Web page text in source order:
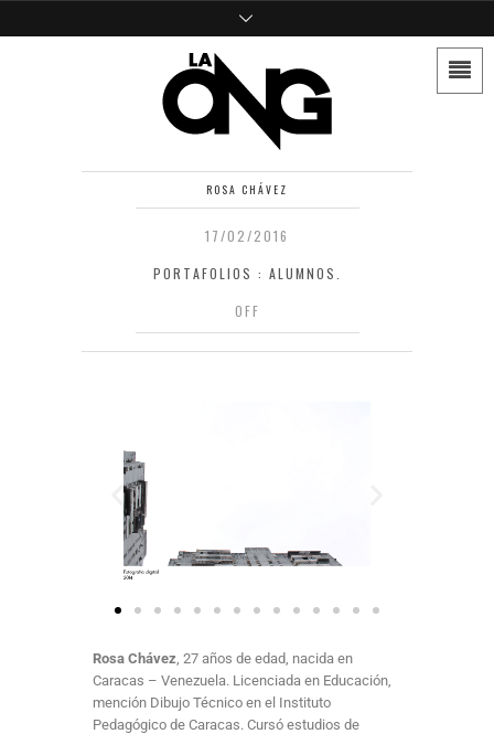
ROSA CHÁVEZ
17/02/2016
PORTAFOLIOS : ALUMNOS.
OFF
Rosa Chávez , 27 años de edad, nacida en
Caracas – Venezuela. Licenciada en Educación,
mención Dibujo Técnico en el Instituto
Pedagógico de Caracas. Cursó estudios de